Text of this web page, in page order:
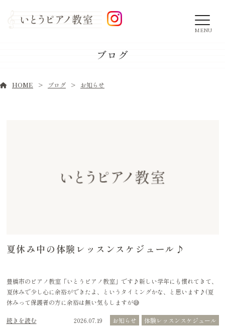
MENU
ブログ
HOME ブログ お知らせ
夏休み中の体験レッスンスケジュール♪
豊橋市のピアノ教室「いとうピアノ教室」です♪新しい学年にも慣れてきて、
夏休みで少し心に余裕ができたよ、というタイミングかな、と思います♪(夏
休みって保護者の方に余裕は無い気もしますが😅
続きを読む 2026.07.19 お知らせ 体験レッスンスケジュール